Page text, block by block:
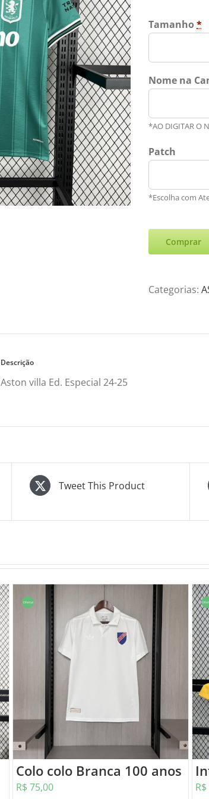
Tamanho *
Nome na
*AO DIGITAR O
Patch
*Escolha com
Comprar
Categorias:
Descrição
Aston villa Ed. Especial 24-25
Tweet This Product
Oferta!
Colo colo Branca 100 anos
R$ 75,00 R$